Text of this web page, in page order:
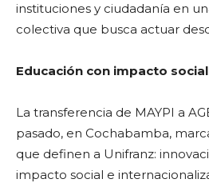
instituciones y ciudadanía en
colectiva que busca actuar
Educación con impacto
La transferencia de MAYPI a
pasado, en Cochabamba,
que definen a Unifranz:
impacto social e